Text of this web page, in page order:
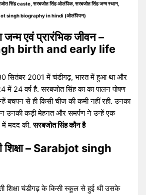
सिंह caste, सरबजोत सिंह ओलंपिक, सरबजोत सिंह जन्म स्थान,
singh biography in hindi (ओलंपियन)
एवं प्रारंभिक जीवन –
birth and early life
सितंबर 2001 में चंडीगढ़, भारत में हुआ था और
में 24 वर्ष है. सरबजोत सिंह का का पालन पोषण
बचपन से ही किसी चीज की कमी नहीं रही. उनका
उनकी कड़ी मेहनत और समर्पण ने उन्हें एक
में मदद की.सरबजोत सिंह कौन है
शिक्षा – Sarabjot singh
शिक्षा चंडीगढ़ के किसी स्कूल से हुई थी उसके